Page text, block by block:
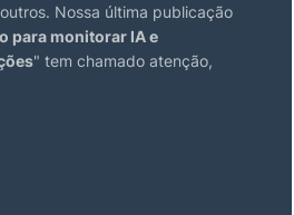
Nossa última publicação
para monitorar IA e
" tem chamado atenção,